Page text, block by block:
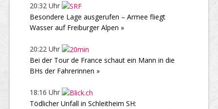
20:32 Uhr
Besondere Lage ausgerufen – Armee fliegt
Wasser auf Freiburger Alpen »
20:22 Uhr
Bei der Tour de France schaut ein Mann in die
BHs der Fahrerinnen »
18:16 Uhr
Tödlicher Unfall in Schleitheim SH: